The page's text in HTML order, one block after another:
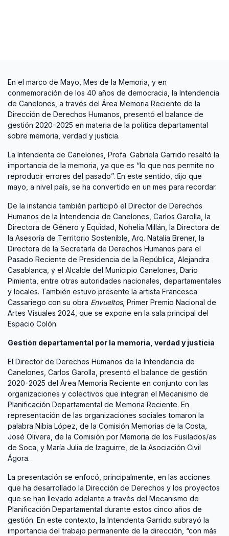
En el marco de Mayo, Mes de la Memoria, y en
conmemoración de los 40 años de democracia, la Intendencia
de Canelones, a través del Área Memoria Reciente de la
Dirección de Derechos Humanos, presentó el balance de
gestión 2020-2025 en materia de la política departamental
sobre memoria, verdad y justicia.
La Intendenta de Canelones, Profa. Gabriela Garrido resaltó la
importancia de la memoria, ya que es “lo que nos permite no
reproducir errores del pasado”. En este sentido, dijo que
mayo, a nivel país, se ha convertido en un mes para recordar.
De la instancia también participó el Director de Derechos
Humanos de la Intendencia de Canelones, Carlos Garolla, la
Directora de Género y Equidad, Nohelia Millán, la Directora de
la Asesoría de Territorio Sostenible, Arq. Natalia Brener, la
Directora de la Secretaría de Derechos Humanos para el
Pasado Reciente de Presidencia de la República, Alejandra
Casablanca, y el Alcalde del Municipio Canelones, Darío
Pimienta, entre otras autoridades nacionales, departamentales
y locales. También estuvo presente la artista Francesca
Cassariego con su obra Envueltos, Primer Premio Nacional de
Artes Visuales 2024, que se expone en la sala principal del
Espacio Colón.
Gestión departamental por la memoria, verdad y justicia
El Director de Derechos Humanos de la Intendencia de
Canelones, Carlos Garolla, presentó el balance de gestión
2020-2025 del Área Memoria Reciente en conjunto con las
organizaciones y colectivos que integran el Mecanismo de
Planificación Departamental de Memoria Reciente. En
representación de las organizaciones sociales tomaron la
palabra Nibia López, de la Comisión Memorias de la Costa,
José Olivera, de la Comisión por Memoria de los Fusilados/as
de Soca, y María Julia de Izaguirre, de la Asociación Civil
Ágora.
La presentación se enfocó, principalmente, en las acciones
que ha desarrollado la Dirección de Derechos y los proyectos
que se han llevado adelante a través del Mecanismo de
Planificación Departamental durante estos cinco años de
gestión. En este contexto, la Intendenta Garrido subrayó la
importancia del trabajo permanente de la dirección, “con más